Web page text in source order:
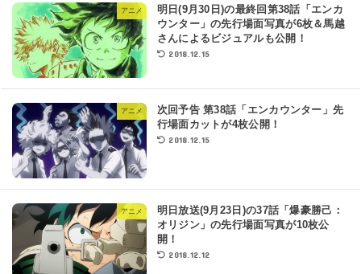
アニメ
明日(9月30日)の最終回第38話「エンカ
ウンター」の先行場面写真が6枚＆馬越
さんによるビジュアルも公開！
2018.12.15
アニメ
次回予告 第38話「エンカウンター」先
行場面カットが4枚公開！
2018.12.15
アニメ
明日放送(9月23日)の37話「爆豪勝己：
オリジン」の先行場面写真が10枚公
開！
2018.12.12